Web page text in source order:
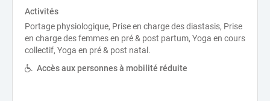
Activités
Portage physiologique, Prise en charge des diastasis, Prise
en charge des femmes en pré & post partum, Yoga en cours
collectif, Yoga en pré & post natal.
Accès aux personnes à mobilité réduite